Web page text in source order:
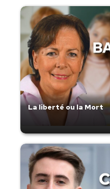
La liberté ou la Mort